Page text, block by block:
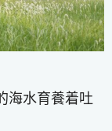
海水育養着吐